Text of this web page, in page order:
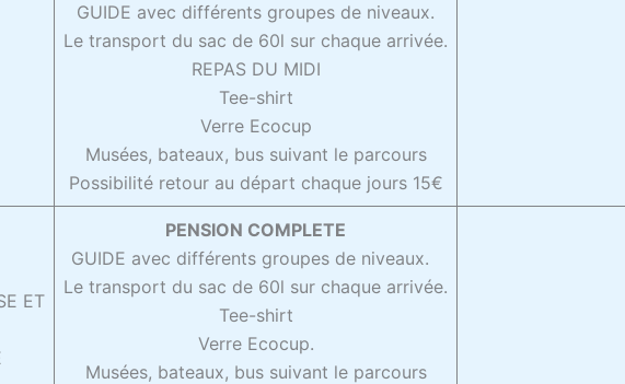
GUIDE avec différents groupes de niveaux.
Le transport du sac de 60l sur chaque arrivée.
REPAS DU MIDI
Tee-shirt
Verre Ecocup
Musées, bateaux, bus suivant le parcours
Possibilité retour au départ chaque jours 15€
ET
PENSION COMPLETE
GUIDE avec différents groupes de niveaux.
Le transport du sac de 60l sur chaque arrivée.
Tee-shirt
Verre Ecocup.
Musées, bateaux, bus suivant le parcours